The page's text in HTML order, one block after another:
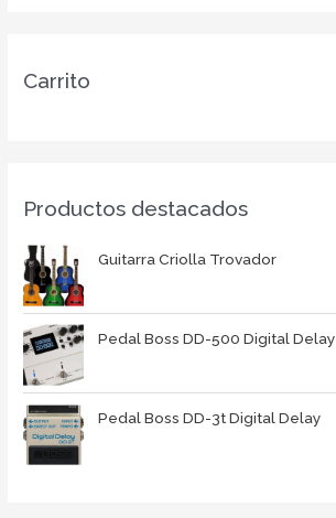
Carrito
Productos destacados
Guitarra Criolla Trovador
Pedal Boss DD-500 Digital Delay
Pedal Boss DD-3t Digital Delay